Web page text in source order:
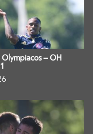
Olympiacos – OH